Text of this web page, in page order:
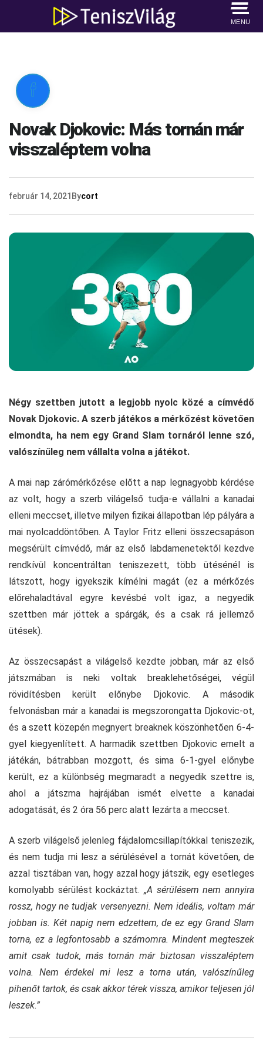
MENU

Novak Djokovic: Más tornán már
visszaléptem volna
február 14, 2021 Bycort
Négy szettben jutott a legjobb nyolc közé a címvédő
Novak Djokovic. A szerb játékos a mérkőzést követően
elmondta, ha nem egy Grand Slam tornáról lenne szó,
valószínűleg nem vállalta volna a játékot.
A mai nap zárómérkőzése előtt a nap legnagyobb kérdése
az volt, hogy a szerb világelső tudja-e vállalni a kanadai
elleni meccset, illetve milyen fizikai állapotban lép pályára a
mai nyolcaddöntőben. A Taylor Fritz elleni összecsapáson
megsérült címvédő, már az első labdamenetektől kezdve
rendkívül koncentráltan teniszezett, több ütésénél is
látszott, hogy igyekszik kímélni magát (ez a mérkőzés
előrehaladtával egyre kevésbé volt igaz, a negyedik
szettben már jöttek a spárgák, és a csak rá jellemző
ütések).
Az összecsapást a világelső kezdte jobban, már az első
játszmában is neki voltak breaklehetőségei, végül
rövidítésben került előnybe Djokovic. A második
felvonásban már a kanadai is megszorongatta Djokovic-ot,
és a szett közepén megnyert breaknek köszönhetően 6-4-
gyel kiegyenlített. A harmadik szettben Djokovic emelt a
játékán, bátrabban mozgott, és sima 6-1-gyel előnybe
került, ez a különbség megmaradt a negyedik szettre is,
ahol a játszma hajrájában ismét elvette a kanadai
adogatását, és 2 óra 56 perc alatt lezárta a meccset.
A szerb világelső jelenleg fájdalomcsillapítókkal teniszezik,
és nem tudja mi lesz a sérülésével a tornát követően, de
azzal tisztában van, hogy azzal hogy játszik, egy esetleges
komolyabb sérülést kockáztat. „A sérülésem nem annyira
rossz, hogy ne tudjak versenyezni. Nem ideális, voltam már
jobban is. Két napig nem edzettem, de ez egy Grand Slam
torna, ez a legfontosabb a számomra. Mindent megteszek
amit csak tudok, más tornán már biztosan visszaléptem
volna. Nem érdekel mi lesz a torna után, valószínűleg
pihenőt tartok, és csak akkor térek vissza, amikor teljesen jól
leszek.”